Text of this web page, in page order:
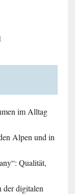
im Alltag
Alpen und in
Qualität,
der digitalen